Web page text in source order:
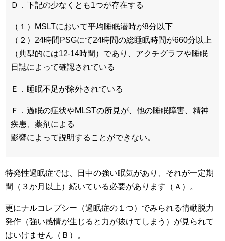
Ｄ．下記の少なくとも1つが存在する
（１）MSLTにおいて平均睡眠潜時が8分以下
（２）24時間PSGにて24時間の総睡眠時間が660分以上
（典型的には12-14時間）であり、アクチグラフや睡眠
日誌によって確認されている
Ｅ．睡眠不足が除外されている
Ｆ．過眠の症状やMLSTの所見が、他の睡眠障害、精神
疾患、薬剤による
影響によって説明することができない。
特発性過眠症では、日中の強い眠気があり、それが一定期
間（３か月以上）続いている必要があります（Ａ）。
更にナルコレプシー（過眠症の１つ）でみられる情動脱力
発作（強い感情が生じると力が抜けてしまう）が見られて
はいけません（Ｂ）。